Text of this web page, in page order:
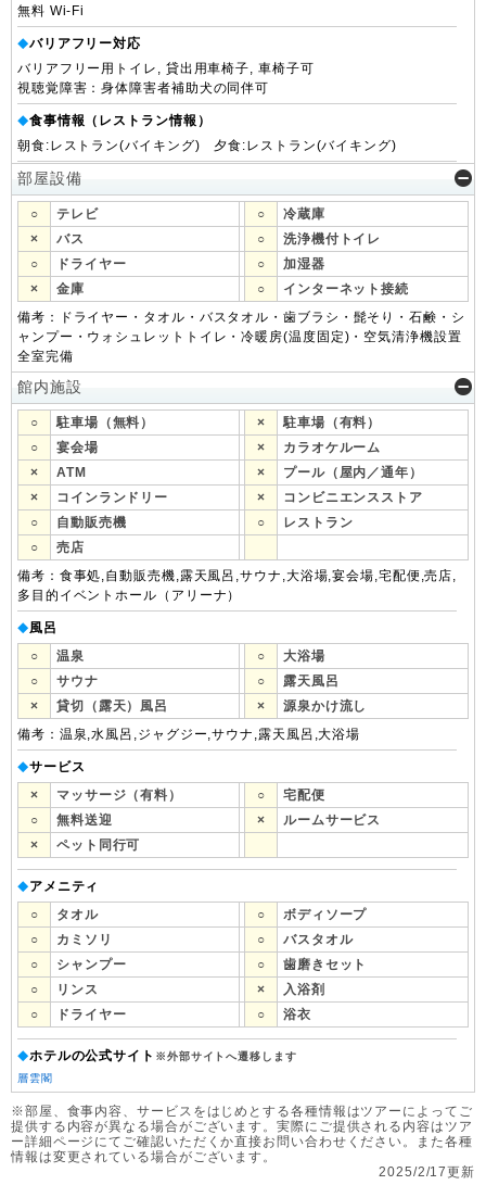
無料 Wi-Fi
◆バリアフリー対応
バリアフリー用トイレ, 貸出用車椅子, 車椅子可
視聴覚障害：身体障害者補助犬の同伴可
◆食事情報（レストラン情報）
朝食:レストラン(バイキング) 夕食:レストラン(バイキング)
部屋設備
○ テレビ ○
冷蔵庫
×
バス ○
洗浄機付トイレ
○
ドライヤー ○
加湿器
×
金庫 ○
インターネット接続
備考：ドライヤー・タオル・バスタオル・歯ブラシ・髭そり・石鹸・シ
ャンプー・ウォシュレットトイレ・冷暖房(温度固定)・空気清浄機設置
全室完備
館内施設
○ 駐車場（無料） ×
駐車場（有料）
○
宴会場 ×
カラオケルーム
×
ATM ×
プール（屋内／通年）
×
コインランドリー ×
コンビニエンスストア
○
自動販売機 ○
レストラン
○
売店
備考：食事処,自動販売機,露天風呂,サウナ,大浴場,宴会場,宅配便,売店,
多目的イベントホール（アリーナ）
◆風呂
○
温泉 ○
大浴場
○
サウナ ○
露天風呂
×
貸切（露天）風呂 ×
源泉かけ流し
備考：温泉,水風呂,ジャグジー,サウナ,露天風呂,大浴場
◆サービス
×
マッサージ（有料） ○
宅配便
○
無料送迎 ×
ルームサービス
×
ペット同行可
◆アメニティ
○
タオル ○
ボディソープ
○
カミソリ ○
バスタオル
○
シャンプー ○
歯磨きセット
○
リンス ×
入浴剤
○
ドライヤー ○ 浴衣
◆ホテルの公式サイト ※外部サイトへ遷移します
層雲閣
※部屋、食事内容、サービスをはじめとする各種情報はツアーによってご
提供する内容が異なる場合がございます。実際にご提供される内容はツア
ー詳細ページにてご確認いただくか直接お問い合わせください。また各種
情報は変更されている場合がございます。
2025/2/17更新